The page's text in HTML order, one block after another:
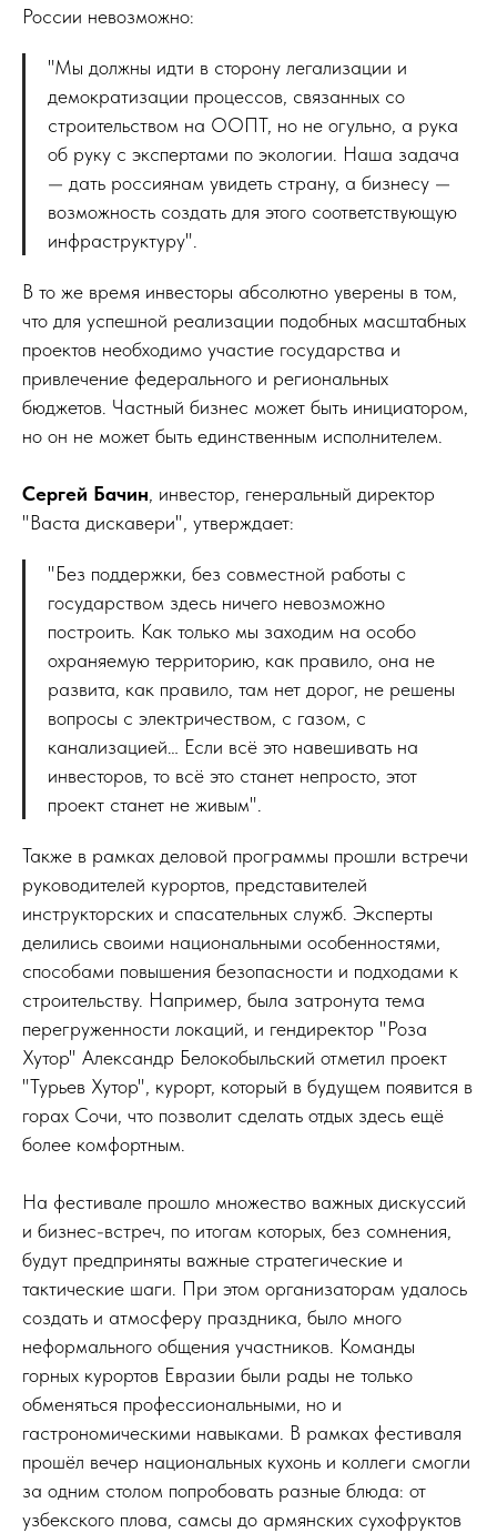
России невозможно:
"Мы должны идти в сторону легализации и
демократизации процессов, связанных со
строительством на ООПТ, но не огульно, а рука
об руку с экспертами по экологии. Наша задача
— дать россиянам увидеть страну, а бизнесу —
возможность создать для этого соответствующую
инфраструктуру".
В то же время инвесторы абсолютно уверены в том,
что для успешной реализации подобных масштабных
проектов необходимо участие государства и
привлечение федерального и региональных
бюджетов. Частный бизнес может быть инициатором,
но он не может быть единственным исполнителем.
Сергей Бачин, инвестор, генеральный директор
"Васта дискавери", утверждает:
"Без поддержки, без совместной работы с
государством здесь ничего невозможно
построить. Как только мы заходим на особо
охраняемую территорию, как правило, она не
развита, как правило, там нет дорог, не решены
вопросы с электричеством, с газом, с
канализацией… Если всё это навешивать на
инвесторов, то всё это станет непросто, этот
проект станет не живым".
Также в рамках деловой программы прошли встречи
руководителей курортов, представителей
инструкторских и спасательных служб. Эксперты
делились своими национальными особенностями,
способами повышения безопасности и подходами к
строительству. Например, была затронута тема
перегруженности локаций, и гендиректор "Роза
Хутор" Александр Белокобыльский отметил проект
"Турьев Хутор", курорт, который в будущем появится в
горах Сочи, что позволит сделать отдых здесь ещё
более комфортным.
На фестивале прошло множество важных дискуссий
и бизнес-встреч, по итогам которых, без сомнения,
будут предприняты важные стратегические и
тактические шаги. При этом организаторам удалось
создать и атмосферу праздника, было много
неформального общения участников. Команды
горных курортов Евразии были рады не только
обменяться профессиональными, но и
гастрономическими навыками. В рамках фестиваля
прошёл вечер национальных кухонь и коллеги смогли
за одним столом попробовать разные блюда: от
узбекского плова, самсы до армянских сухофруктов